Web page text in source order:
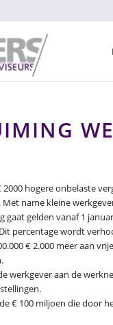
hogere onbelaste
name kleine
gaat gelden vanaf 1
percentage wordt
€ 2.000 meer aan
werkgever aan de
€ 100 miljoen die door